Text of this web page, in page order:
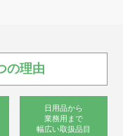
マップ
の理由
日用品から
業務用まで
幅広い取扱品目